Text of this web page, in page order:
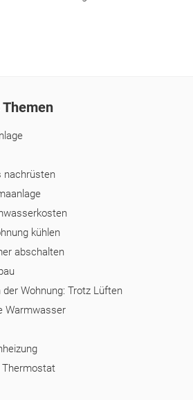
Themen
nachrüsten
kühlen
abschalten
Wohnung: Trotz Lüften
Warmwasser
Thermostat